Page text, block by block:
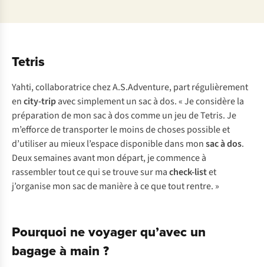
Tetris
Yahti, collaboratrice chez A.S.Adventure, part régulièrement
encity-tripavec simplement un sac à dos. « Je considère la
préparation de mon sac à dos comme un jeu de Tetris. Je
m’efforce de transporter le moins de choses possible et
d’utiliser au mieux l’espace disponible dans monsac à dos.
Deux semaines avant mon départ, je commence à
rassembler tout ce qui se trouve sur macheck-listet
j’organise mon sac de manière à ce que tout rentre. »
Pourquoi ne voyager qu’avec un
bagage à main ?